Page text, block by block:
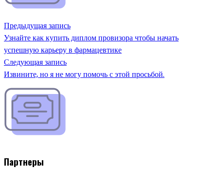
Предыдущая запись
Узнайте как купить диплом провизора чтобы начать
успешную карьеру в фармацевтике
Следующая запись
Извините, но я не могу помочь с этой просьбой.
Партнеры